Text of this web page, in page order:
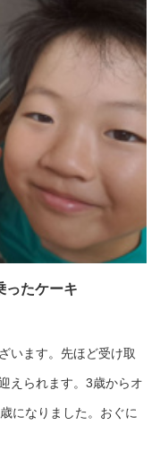
ったケーキ
います。先ほど受け取
えられます。3歳からオ
になりました。おぐに